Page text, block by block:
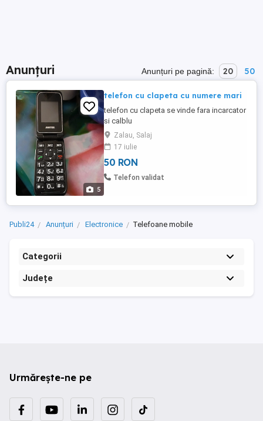
Anunțuri Anunțuri pe pagină: 20 50
5
telefon cu clapeta cu numere mari
telefon cu clapeta se vinde fara incarcator
si calblu
Zalau, Salaj
17 iulie
50 RON
Telefon validat
Publi24 Anunțuri Electronice Telefoane mobile
Categorii
Județe
Urmărește-ne pe